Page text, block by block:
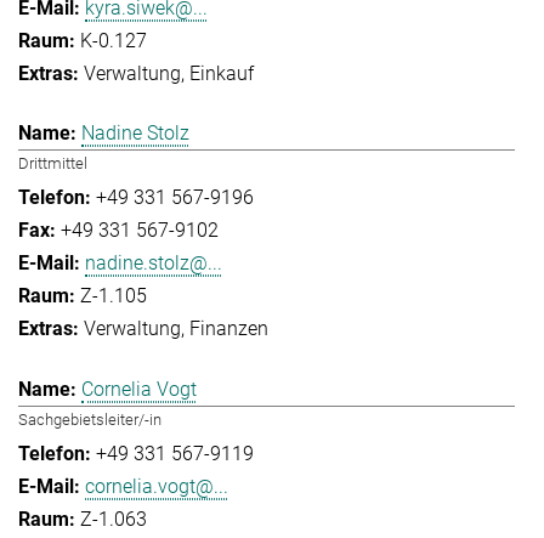
kyra.siwek@...
K-0.127
Verwaltung Einkauf
Nadine Stolz
Drittmittel
+49 331 567-9196
+49 331 567-9102
nadine.stolz@...
Z-1.105
Verwaltung Finanzen
Cornelia Vogt
Sachgebietsleiter/-in
+49 331 567-9119
cornelia.vogt@...
Z-1.063